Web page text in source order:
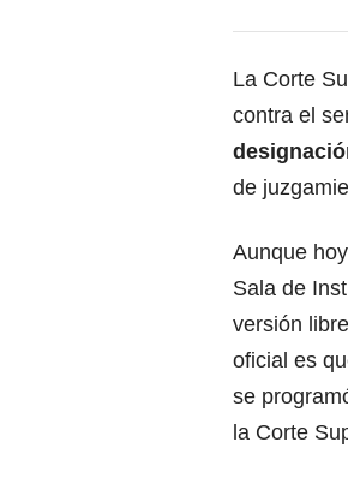
La Corte
contra el
de
Aunque
Sala de
versión
oficial es
se
la Corte